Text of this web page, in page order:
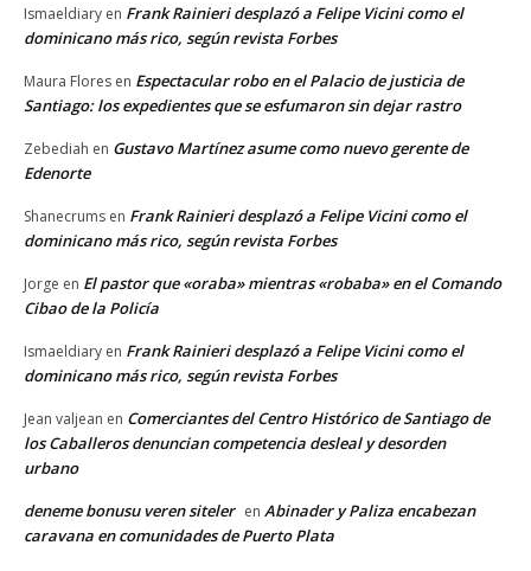
Ismaeldiary en Frank Rainieri desplazó a Felipe Vicini como el
dominicano más rico, según revista Forbes
Maura Flores en Espectacular robo en el Palacio de justicia de
Santiago: los expedientes que se esfumaron sin dejar rastro
Zebediah en Gustavo Martínez asume como nuevo gerente de
Edenorte
Shanecrums en Frank Rainieri desplazó a Felipe Vicini como el
dominicano más rico, según revista Forbes
Jorge en El pastor que «oraba» mientras «robaba» en el Comando
Cibao de la Policía
Ismaeldiary en Frank Rainieri desplazó a Felipe Vicini como el
dominicano más rico, según revista Forbes
Jean valjean en Comerciantes del Centro Histórico de Santiago de
los Caballeros denuncian competencia desleal y desorden
urbano
deneme bonusu veren siteler en Abinader y Paliza encabezan
caravana en comunidades de Puerto Plata